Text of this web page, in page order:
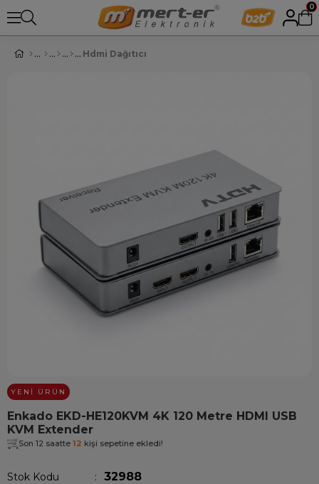
0
Hdmi Dağıtıcı
YENI ÜRÜN
Enkado EKD-HE120KVM 4K 120 Metre HDMI USB
KVM Extender
Son 12 saatte 12 kişi sepetine ekledi!
Stok Kodu 32988